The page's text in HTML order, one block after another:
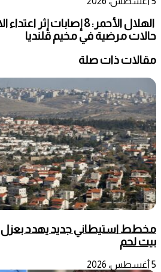
الهلال الأحمر: 8 إصابات
حالات مرضية في مخيم قلنديا
مقالات ذات صلة
مخطط استيطاني جديد يهدد
بيت لحم
5 أغسطس، 2026